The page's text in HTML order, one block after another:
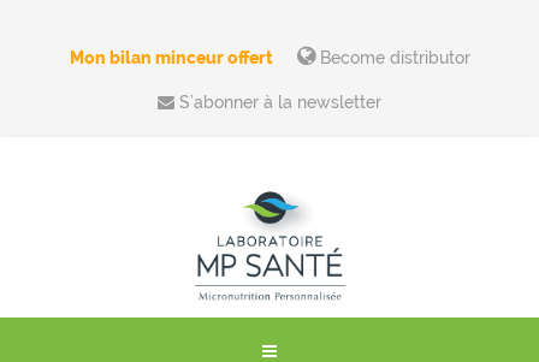
Mon bilan minceur offert Become distributor
S’abonner à la newsletter